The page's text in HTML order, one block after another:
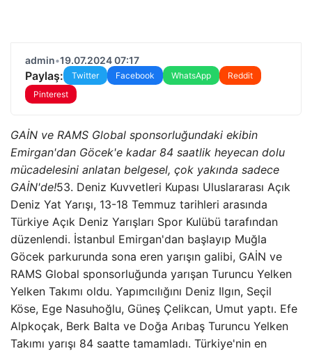
admin•19.07.2024 07:17
Paylaş: Twitter Facebook WhatsApp
Reddit
Pinterest
GAİN ve RAMS Global sponsorluğundaki ekibin
Emirgan'dan Göcek'e kadar 84 saatlik heyecan dolu
mücadelesini anlatan belgesel, çok yakında sadece
GAİN'de!53. Deniz Kuvvetleri Kupası Uluslararası Açık
Deniz Yat Yarışı, 13-18 Temmuz tarihleri ​​arasında
Türkiye Açık Deniz Yarışları Spor Kulübü tarafından
düzenlendi. İstanbul Emirgan'dan başlayıp Muğla
Göcek parkurunda sona eren yarışın galibi, GAİN ve
RAMS Global sponsorluğunda yarışan Turuncu Yelken
Yelken Takımı oldu. Yapımcılığını Deniz Ilgın, Seçil
Köse, Ege Nasuhoğlu, Güneş Çelikcan, Umut yaptı. Efe
Alpkoçak, Berk Balta ve Doğa Arıbaş Turuncu Yelken
Takımı yarışı 84 saatte tamamladı. Türkiye'nin en